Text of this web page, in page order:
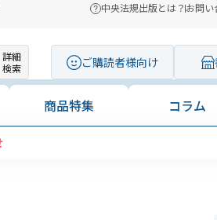
中央法規出版とは？お問い
詳細
検索
ご購読者様向け
商品特集 コラム